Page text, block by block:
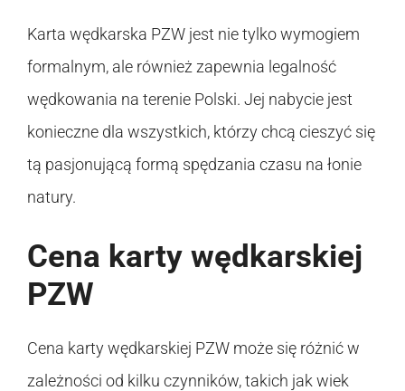
Karta wędkarska PZW jest nie tylko wymogiem
formalnym, ale również zapewnia legalność
wędkowania na terenie Polski. Jej nabycie jest
konieczne dla wszystkich, którzy chcą cieszyć się
tą pasjonującą formą spędzania czasu na łonie
natury.
Cena karty wędkarskiej
PZW
Cena karty wędkarskiej PZW może się różnić w
zależności od kilku czynników, takich jak wiek